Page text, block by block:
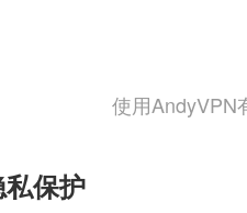
使用AndyVPN
私保护